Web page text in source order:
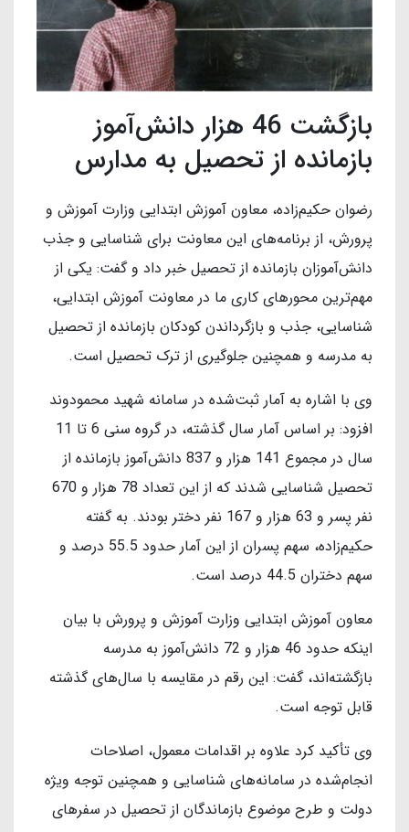
بازگشت 46 هزار دانش‌آموز
بازمانده از تحصیل به مدارس
رضوان حکیم‌زاده، معاون آموزش ابتدایی وزارت آموزش و
پرورش، از برنامه‌های این معاونت برای شناسایی و جذب
دانش‌آموزان بازمانده از تحصیل خبر داد و گفت: یکی از
مهم‌ترین محورهای کاری ما در معاونت آموزش ابتدایی،
شناسایی، جذب و بازگرداندن کودکان بازمانده از تحصیل
به مدرسه و همچنین جلوگیری از ترک تحصیل است.
وی با اشاره به آمار ثبت‌شده در سامانه شهید محمودوند
افزود: بر اساس آمار سال گذشته، در گروه سنی 6 تا 11
سال در مجموع 141 هزار و 837 دانش‌آموز بازمانده از
تحصیل شناسایی شدند که از این تعداد 78 هزار و 670
نفر پسر و 63 هزار و 167 نفر دختر بودند. به گفته
حکیم‌زاده، سهم پسران از این آمار حدود 55.5 درصد و
سهم دختران 44.5 درصد است.
معاون آموزش ابتدایی وزارت آموزش و پرورش با بیان
اینکه حدود 46 هزار و 72 دانش‌آموز به مدرسه
بازگشته‌اند، گفت: این رقم در مقایسه با سال‌های گذشته
قابل توجه است.
وی تأکید کرد علاوه بر اقدامات معمول، اصلاحات
انجام‌شده در سامانه‌های شناسایی و همچنین توجه ویژه
دولت و طرح موضوع بازماندگان از تحصیل در سفرهای